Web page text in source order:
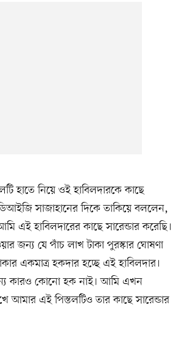
হাতে নিয়ে ওই হাবিলদারকে কাছে
সাজাহানের দিকে তাকিয়ে বললেন,
এই হাবিলদারের কাছে সারেন্ডার করেছি।
জন্য যে পাঁচ লাখ টাকা পুরস্কার ঘোষণা
একমাত্র হকদার হচ্ছে এই হাবিলদার।
কারও কোনো হক নাই। আমি এখন
আমার এই পিস্তলটিও তার কাছে সারেন্ডার